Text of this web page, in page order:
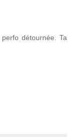
détournée. Ta